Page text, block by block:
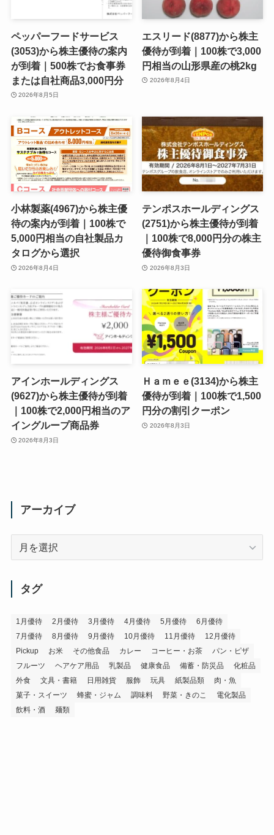
ペッパーフードサービス
(3053)から株主優待の案内
が到着｜500株でお食事券
または自社商品3,000円分
2026年8月5日
エスリード(8877)から株主
優待が到着｜100株で3,000
円相当の山形県産の桃2kg
2026年8月4日
小林製薬(4967)から株主優
待の案内が到着｜100株で
5,000円相当の自社製品カ
タログから選択
2026年8月4日
テンポスホールディングス
(2751)から株主優待が到着
｜100株で8,000円分の株主
優待御食事券
2026年8月3日
アインホールディングス
(9627)から株主優待が到着
｜100株で2,000円相当のア
イングループ商品券
2026年8月3日
Ｈａｍｅｅ(3134)から株主
優待が到着｜100株で1,500
円分の割引クーポン
2026年8月3日
アーカイブ
タグ
1月優待 2月優待 3月優待 4月優待 5月優待
6月優待
7月優待
8月優待 9月優待 10月優待 11月優待
12月優待
Pickup
お米 その他食品 カレー コーヒー・お茶
パン・ピザ
フルーツ
ヘアケア用品 乳製品 健康食品 備蓄・防災品
化粧品
外食
文具・書籍 日用雑貨 服飾 玩具 紙製品類
肉・魚
菓子・スイーツ
蜂蜜・ジャム 調味料 野菜・きのこ
電化製品
飲料・酒
麺類